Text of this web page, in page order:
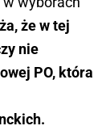
że w tej
nie
PO, która